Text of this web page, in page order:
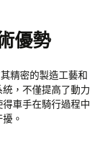
優勢
精密的製造工藝和
，不僅提高了動力
車手在騎行過程中
。